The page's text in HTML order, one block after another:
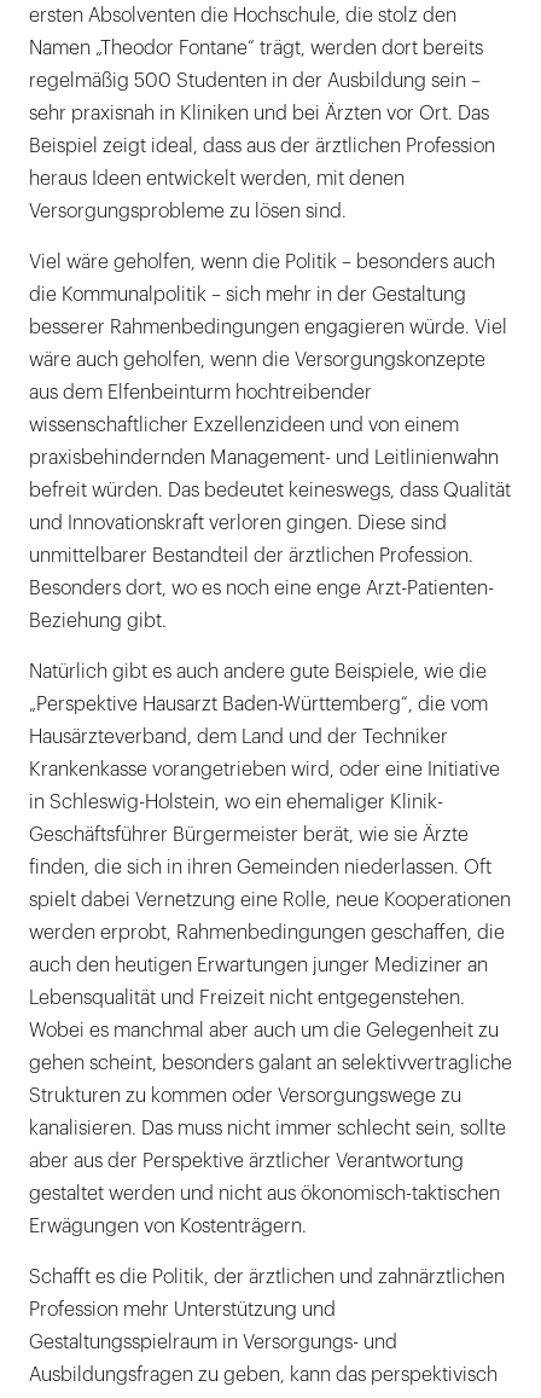
ersten Absolventen die Hochschule, die stolz den
Namen „Theodor Fontane“ trägt, werden dort bereits
regelmäßig 500 Studenten in der Ausbildung sein –
sehr praxisnah in Kliniken und bei Ärzten vor Ort. Das
Beispiel zeigt ideal, dass aus der ärztlichen Profession
heraus Ideen entwickelt werden, mit denen
Versorgungsprobleme zu lösen sind.
Viel wäre geholfen, wenn die Politik – besonders auch
die Kommunalpolitik – sich mehr in der Gestaltung
besserer Rahmenbedingungen engagieren würde. Viel
wäre auch geholfen, wenn die Versorgungskonzepte
aus dem Elfenbeinturm hochtreibender
wissenschaftlicher Exzellenzideen und von einem
praxisbehindernden Management- und Leitlinienwahn
befreit würden. Das bedeutet keineswegs, dass Qualität
und Innovationskraft verloren gingen. Diese sind
unmittelbarer Bestandteil der ärztlichen Profession.
Besonders dort, wo es noch eine enge Arzt-Patienten-
Beziehung gibt.
Natürlich gibt es auch andere gute Beispiele, wie die
„Perspektive Hausarzt Baden-Württemberg“, die vom
Hausärzteverband, dem Land und der Techniker
Krankenkasse vorangetrieben wird, oder eine Initiative
in Schleswig-Holstein, wo ein ehemaliger Klinik-
Geschäftsführer Bürgermeister berät, wie sie Ärzte
finden, die sich in ihren Gemeinden niederlassen. Oft
spielt dabei Vernetzung eine Rolle, neue Kooperationen
werden erprobt, Rahmenbedingungen geschaffen, die
auch den heutigen Erwartungen junger Mediziner an
Lebensqualität und Freizeit nicht entgegenstehen.
Wobei es manchmal aber auch um die Gelegenheit zu
gehen scheint, besonders galant an selektivvertragliche
Strukturen zu kommen oder Versorgungswege zu
kanalisieren. Das muss nicht immer schlecht sein, sollte
aber aus der Perspektive ärztlicher Verantwortung
gestaltet werden und nicht aus ökonomisch-taktischen
Erwägungen von Kostenträgern.
Schafft es die Politik, der ärztlichen und zahnärztlichen
Profession mehr Unterstützung und
Gestaltungsspielraum in Versorgungs- und
Ausbildungsfragen zu geben, kann das perspektivisch